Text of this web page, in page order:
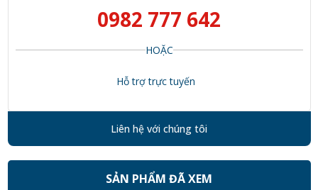
0982 777 642
HOẶC
Hỗ trợ trực tuyến
Liên hệ với chúng tôi
SẢN PHẨM ĐÃ XEM